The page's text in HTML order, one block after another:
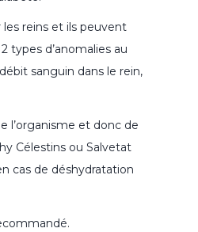
les reins et ils peuvent
types d’anomalies au
sanguin dans le rein,
l’organisme et donc de
Célestins ou Salvetat
cas de déshydratation